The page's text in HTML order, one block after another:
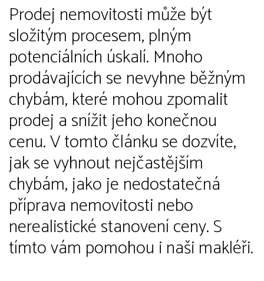
Prodej nemovitosti může být
složitým procesem, plným
potenciálních úskalí. Mnoho
prodávajících se nevyhne běžným
chybám, které mohou zpomalit
prodej a snížit jeho konečnou
cenu. V tomto článku se dozvíte,
jak se vyhnout nejčastějším
chybám, jako je nedostatečná
příprava nemovitosti nebo
nerealistické stanovení ceny. S
tímto vám pomohou i naši makléři.